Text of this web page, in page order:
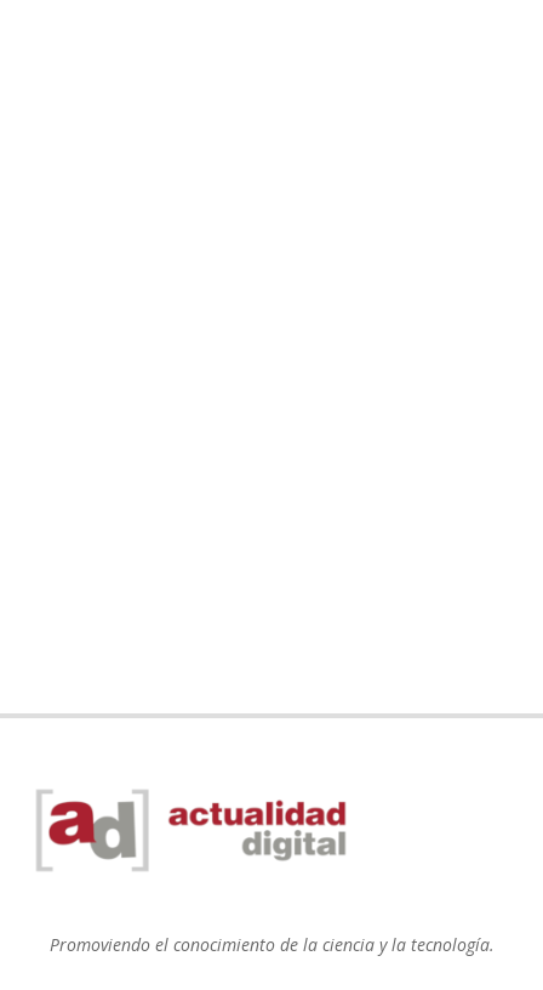
Promoviendo el conocimiento de la ciencia y la tecnología.